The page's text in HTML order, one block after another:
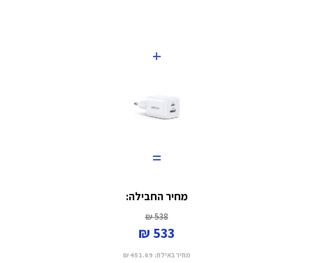
+
=
מחיר החבילה:
538 ₪
533 ₪
מחיר באילת: 451.69 ₪